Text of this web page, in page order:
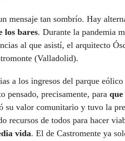
mensaje tan sombrío. Hay
los bares. Durante la pandemia
al que asistí, el arquitecto
(Valladolid).
a los ingresos del parque
pensado, precisamente, para
su valor comunitario y tuvo la
recursos de todos para hacer
vida. El de Castromente ya